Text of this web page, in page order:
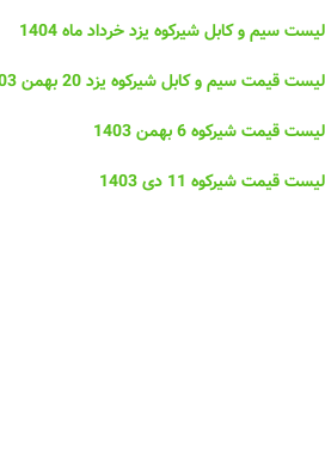
لیست سیم و کابل شیرکوه یزد خرداد ماه 1404
لیست قیمت سیم و کابل شیرکوه یزد 20 بهمن 1403
لیست قیمت شیرکوه 6 بهمن 1403
لیست قیمت شیرکوه 11 دی 1403